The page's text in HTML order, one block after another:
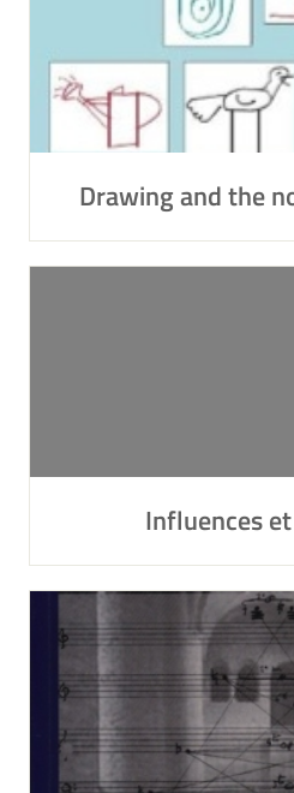
Drawing and the
Influences